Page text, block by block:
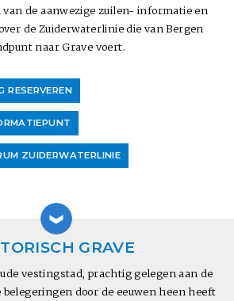
de aanwezige zuilen- informatie en
de Zuiderwaterlinie die van Bergen
naar Grave voert.
RESERVEREN
ZUIDERWATERLINIE
GRAVE
vestingstad, prachtig gelegen aan de
belegeringen door de eeuwen heen heeft